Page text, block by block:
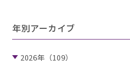
年別アーカイブ
2026年（109）